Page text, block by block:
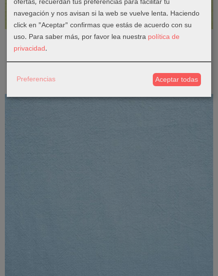
Textura natural
Rustic Cotton - Algodón 100% - Lime
navegación y nos avisan si la web se vuelve lenta. Haciendo
click en "Aceptar" confirmas que estás de acuerdo con su
uso. Para saber más, por favor lea nuestra política de
privacidad.
Preferencias Aceptar todas